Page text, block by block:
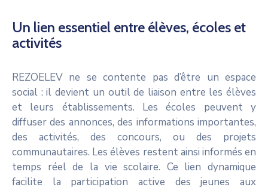
Un lien essentiel entre élèves, écoles et
activités
REZOELEV ne se contente pas d’être un espace
social : il devient un outil de liaison entre les élèves
et leurs établissements. Les écoles peuvent y
diffuser des annonces, des informations importantes,
des activités, des concours, ou des projets
communautaires. Les élèves restent ainsi informés en
temps réel de la vie scolaire. Ce lien dynamique
facilite la participation active des jeunes aux